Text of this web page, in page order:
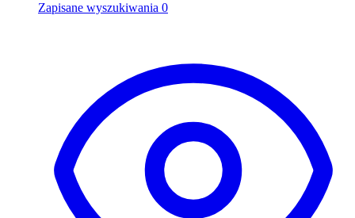
Zapisane wyszukiwania 0